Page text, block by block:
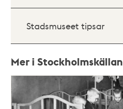
Stadsmuseet tipsar
Mer i Stockholmskällan
poster
och